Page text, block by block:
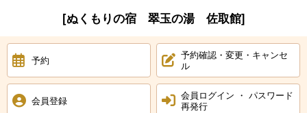
[ぬくもりの宿 翠玉の湯 佐取館]
予約
予約確認・変更・キャンセ
ル
会員登録
会員ログイン ・ パスワード
再発行